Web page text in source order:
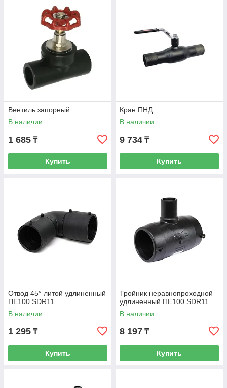
Вентиль запорный
В наличии
1 685 ₸
Купить
Кран ПНД
В наличии
9 734 ₸
Купить
Отвод 45° литой удлиненный
ПЕ100 SDR11
В наличии
1 295 ₸
Купить
Тройник неравнопроходной
удлиненный ПЕ100 SDR11
В наличии
8 197 ₸
Купить